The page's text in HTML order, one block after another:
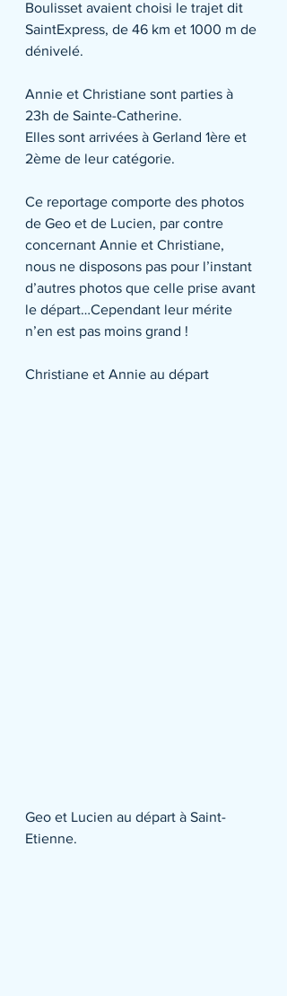
Boulisset avaient choisi le trajet dit
SaintExpress, de 46 km et 1000 m de
dénivelé.
Annie et Christiane sont parties à
23h de Sainte-Catherine.
Elles sont arrivées à Gerland 1ère et
2ème de leur catégorie.
Ce reportage comporte des photos
de Geo et de Lucien, par contre
concernant Annie et Christiane,
nous ne disposons pas pour l’instant
d’autres photos que celle prise avant
le départ…Cependant leur mérite
n’en est pas moins grand !
Christiane et Annie au départ
Geo et Lucien au départ à Saint-
Etienne.